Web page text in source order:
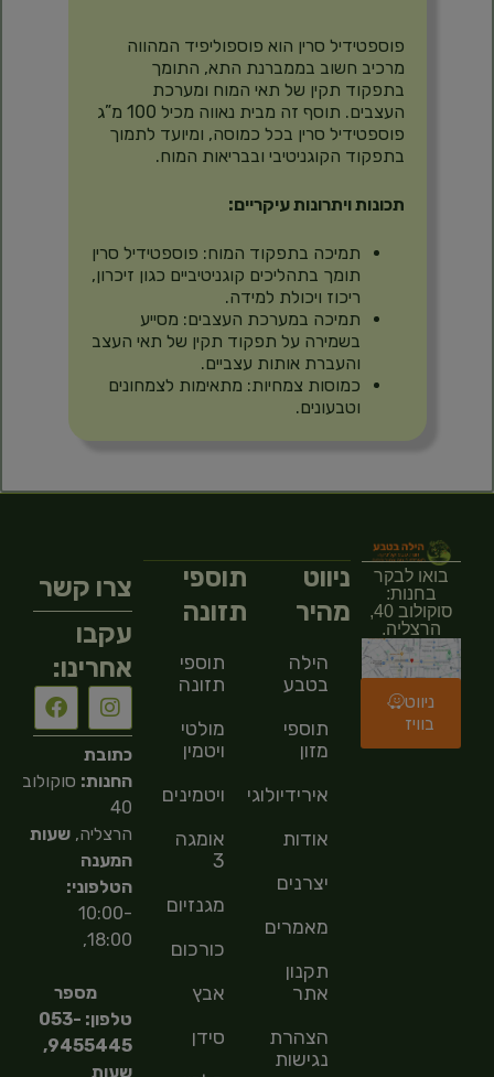
פוספטידיל סרין הוא פוספוליפיד המהווה
מרכיב חשוב בממברנת התא, התומך
בתפקוד תקין של תאי המוח ומערכת
העצבים. תוסף זה מבית נאווה מכיל 100 מ”ג
פוספטידיל סרין בכל כמוסה, ומיועד לתמוך
בתפקוד הקוגניטיבי ובבריאות המוח.
תכונות ויתרונות עיקריים:
תמיכה בתפקוד המוח: פוספטידיל סרין
תומך בתהליכים קוגניטיביים כגון זיכרון,
ריכוז ויכולת למידה.
תמיכה במערכת העצבים: מסייע
בשמירה על תפקוד תקין של תאי העצב
והעברת אותות עצביים.
כמוסות צמחיות: מתאימות לצמחונים
וטבעונים.
בואו לבקר
בחנות:
סוקולוב 40,
הרצליה.
ניווט
בוויז
ניווט
מהיר
הילה
בטבע
תוספי
מזון
אירידיולוגיה
אודות
יצרנים
מאמרים
תקנון
אתר
הצהרת
נגישות
תוספי
תזונה
תוספי
תזונה
מולטי
ויטמין
ויטמינים
אומגה
3
מגנזיום
כורכום
אבץ
סידן
צרו קשר
עקבו
אחרינו:
כתובת
החנות: סוקולוב
40
הרצליה,שעות
המענה
הטלפוני:
10:00-
18:00,
מספר
טלפון: 053-
9455445,
שעות